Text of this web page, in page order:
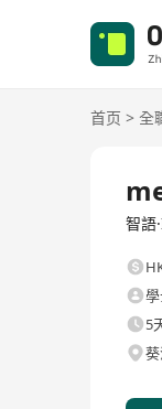
首页 > 全
智語
5